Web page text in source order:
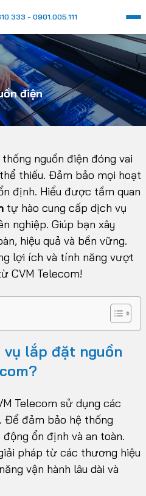
- 0901.005.111
điện
nguồn điện đóng vai
thiếu. Đảm bảo mọi hoạt
định. Hiểu được tầm quan
tự hào cung cấp dịch vụ
nghiệp. Giúp bạn xây
hiệu quả và bền vững.
lợi ích và tính năng vượt
CVM Telecom!
vụ lắp đặt nguồn
Telecom sử dụng các
Để đảm bảo hệ thống
ổn định và an toàn.
pháp từ các thương hiệu
vận hành lâu dài và